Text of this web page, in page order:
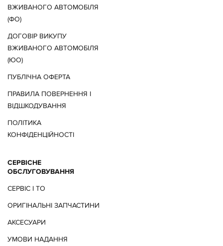
ВЖИВАНОГО АВТОМОБІЛЯ
(ФО)
ДОГОВІР ВИКУПУ
ВЖИВАНОГО АВТОМОБІЛЯ
(ЮО)
ПУБЛІЧНА ОФЕРТА
ПРАВИЛА ПОВЕРНЕННЯ І
ВІДШКОДУВАННЯ
ПОЛІТИКА
КОНФІДЕНЦІЙНОСТІ
СЕРВІСНЕ
ОБСЛУГОВУВАННЯ
СЕРВІС І ТО
ОРИГІНАЛЬНІ ЗАПЧАСТИНИ
АКСЕСУАРИ
УМОВИ НАДАННЯ